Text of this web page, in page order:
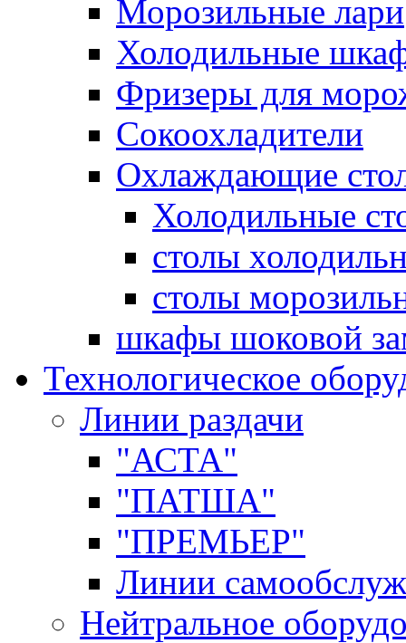
Морозильные лари
Холодильные
Фризеры для
Сокоохладители
Охлаждающие
Холодильные
столы
столы
шкафы шоковой
Технологическое
Линии раздачи
"АСТА"
"ПАТША"
"ПРЕМЬЕР"
Линии
Нейтральное